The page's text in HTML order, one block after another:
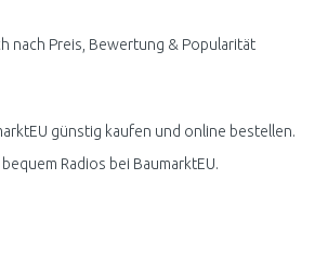
nach Preis, Bewertung & Popularität
günstig kaufen und online bestellen.
Radios bei BaumarktEU.